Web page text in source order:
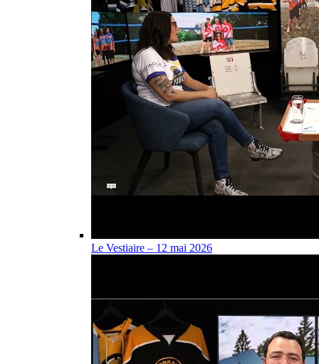
Le Vestiaire – 12 mai 2026